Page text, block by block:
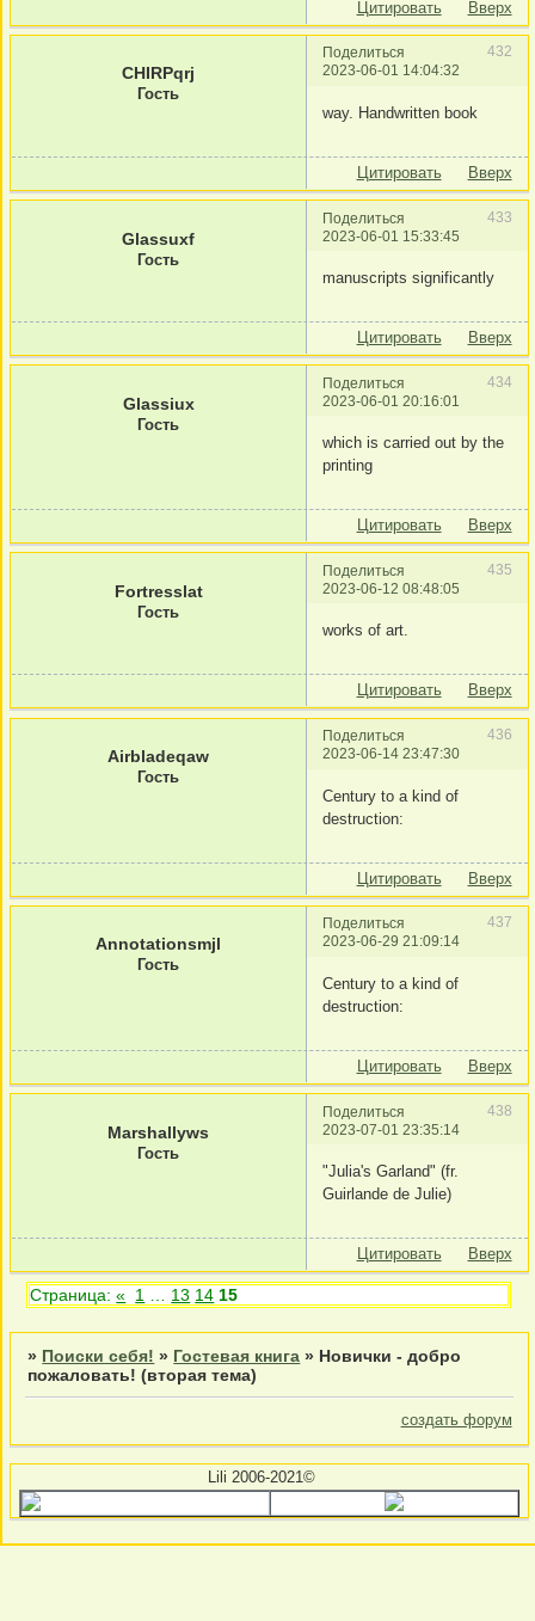
Цитировать Вверх
Поделиться
432
2023-06-01 14:04:32
CHIRPqrj
Гость
way. Handwritten book
Цитировать Вверх
Поделиться
433
2023-06-01 15:33:45
Glassuxf
Гость
manuscripts significantly
Цитировать Вверх
Поделиться
434
2023-06-01 20:16:01
Glassiux
Гость
which is carried out by the
printing
Цитировать Вверх
Поделиться
435
2023-06-12 08:48:05
Fortresslat
Гость
works of art.
Цитировать Вверх
Поделиться
436
2023-06-14 23:47:30
Airbladeqaw
Гость
Century to a kind of
destruction:
Цитировать Вверх
Поделиться
437
2023-06-29 21:09:14
Annotationsmjl
Гость
Century to a kind of
destruction:
Цитировать Вверх
Поделиться
438
2023-07-01 23:35:14
Marshallyws
Гость
"Julia's Garland" (fr.
Guirlande de Julie)
Цитировать Вверх
Страница:« 1 13 14 15
» Поиски себя! » Гостевая книга » Новички - добро
пожаловать! (вторая тема)
создать форум
Lili 2006-2021©